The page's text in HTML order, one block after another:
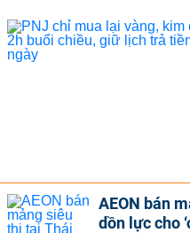
AEON bán
dồn lực cho